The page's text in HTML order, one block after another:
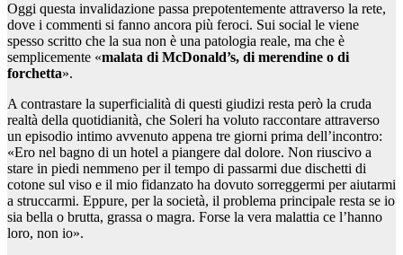
Oggi questa invalidazione passa prepotentemente attraverso la rete,
dove i commenti si fanno ancora più feroci. Sui social le viene
spesso scritto che la sua non è una patologia reale, ma che è
semplicemente «malata di McDonald’s, di merendine o di
forchetta».
A contrastare la superficialità di questi giudizi resta però la cruda
realtà della quotidianità, che Soleri ha voluto raccontare attraverso
un episodio intimo avvenuto appena tre giorni prima dell’incontro:
«Ero nel bagno di un hotel a piangere dal dolore. Non riuscivo a
stare in piedi nemmeno per il tempo di passarmi due dischetti di
cotone sul viso e il mio fidanzato ha dovuto sorreggermi per aiutarmi
a struccarmi. Eppure, per la società, il problema principale resta se io
sia bella o brutta, grassa o magra. Forse la vera malattia ce l’hanno
loro, non io».